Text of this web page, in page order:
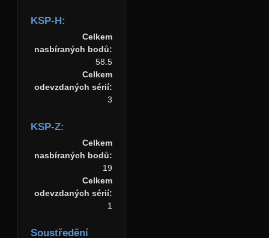
KSP-H:
Celkem
nasbíraných bodů:
58.5
Celkem
odevzdaných sérií:
3
KSP-Z:
Celkem
nasbíraných bodů:
19
Celkem
odevzdaných sérií:
1
Soustředění